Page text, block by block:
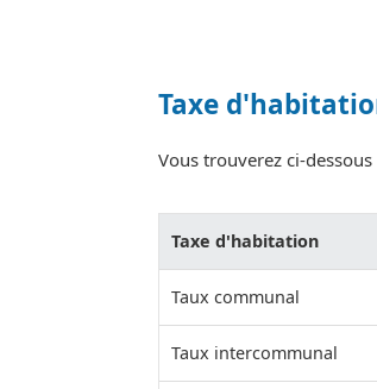
Taxe
Vous trouverez ci-
Taxe d'habitation
Taux communal
Taux intercommunal